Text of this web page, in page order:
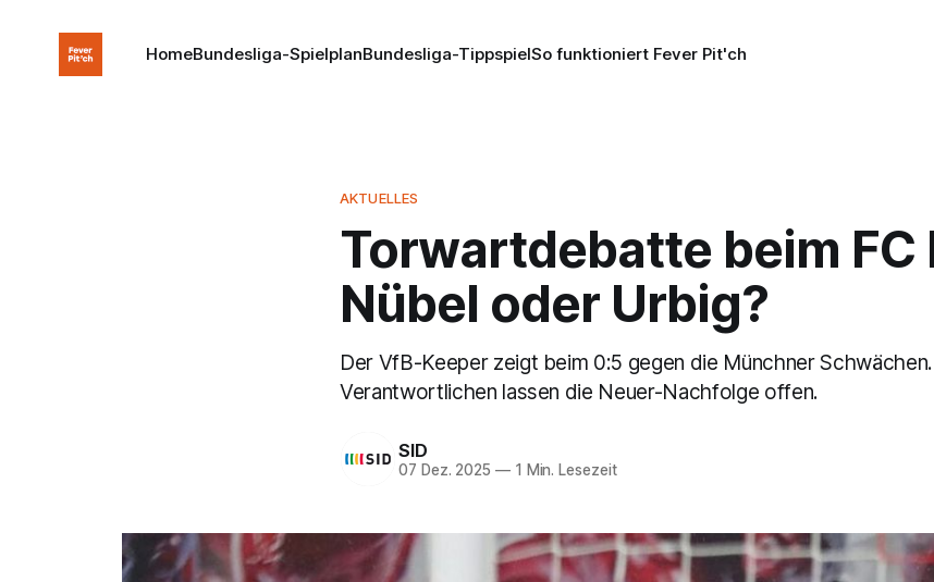
HomeBundesliga-SpielplanBundesliga-TippspielSo funktioniert Fever Pit'ch
AKTUELLES
Torwartdebatte beim FC
Nübel oder Urbig?
Der VfB-Keeper zeigt beim 0:5 gegen die Münchner
Verantwortlichen lassen die Neuer-Nachfolge offen.
SID
07 Dez. 2025 —1 Min. Lesezeit